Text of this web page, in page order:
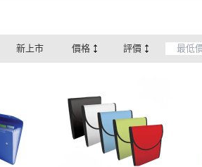
新上市 價格 評價